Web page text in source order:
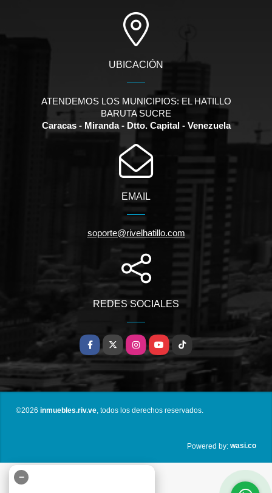
UBICACIÓN
ATENDEMOS LOS MUNICIPIOS: EL HATILLO
BARUTA SUCRE
Caracas - Miranda - Dtto. Capital - Venezuela
EMAIL
soporte@rivelhatillo.com
REDES SOCIALES
Facebook
X InstagramYouTubeTikTok
©2026 inmuebles.riv.ve, todos los derechos reservados.
Powered by: wasi.co
−